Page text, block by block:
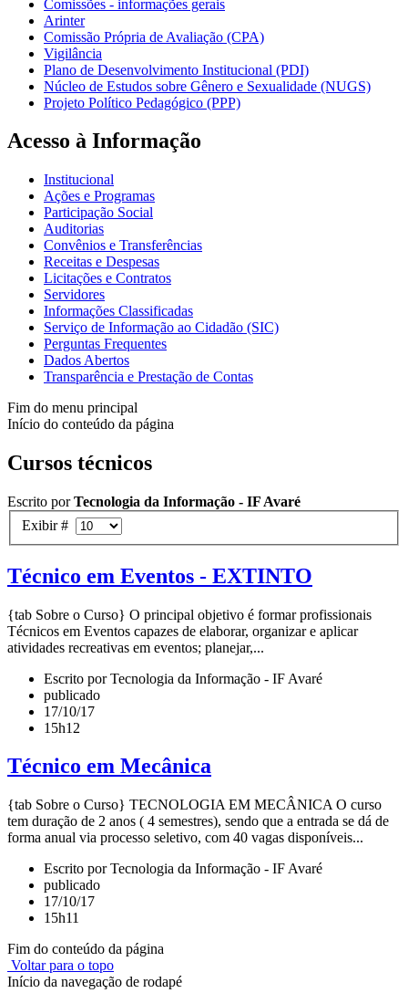
Comissões - informações gerais
Arinter
Comissão Própria de Avaliação (CPA)
Vigilância
Plano de Desenvolvimento Institucional (PDI)
Núcleo de Estudos sobre Gênero e Sexualidade (NUGS)
Projeto Político Pedagógico (PPP)
Acesso à Informação
Institucional
Ações e Programas
Participação Social
Auditorias
Convênios e Transferências
Receitas e Despesas
Licitações e Contratos
Servidores
Informações Classificadas
Serviço de Informação ao Cidadão (SIC)
Perguntas Frequentes
Dados Abertos
Transparência e Prestação de Contas
Fim do menu principal
Início do conteúdo da página
Cursos técnicos
Escrito porTecnologia da Informação - IF Avaré
Exibir #
Técnico em Eventos - EXTINTO
{tab Sobre o Curso} O principal objetivo é formar profissionais
Técnicos em Eventos capazes de elaborar, organizar e aplicar
atividades recreativas em eventos; planejar,...
Escrito por Tecnologia da Informação - IF Avaré
publicado
17/10/17
15h12
Técnico em Mecânica
{tab Sobre o Curso} TECNOLOGIA EM MECÂNICA O curso
tem duração de 2 anos ( 4 semestres), sendo que a entrada se dá de
forma anual via processo seletivo, com 40 vagas disponíveis...
Escrito por Tecnologia da Informação - IF Avaré
publicado
17/10/17
15h11
Fim do conteúdo da página
Voltar para o topo
Início da navegação de rodapé